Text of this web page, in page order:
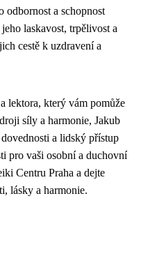
odbornost a schopnost
laskavost, trpělivost a
cestě k uzdravení a
lektora, který vám pomůže
síly a harmonie, Jakub
a lidský přístup
pro vaši osobní a duchovní
Centru Praha a dejte
lásky a harmonie.